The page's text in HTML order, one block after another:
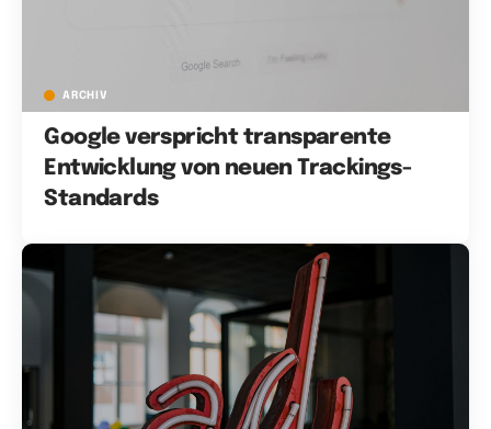
ARCHIV
Google verspricht transparente
Entwicklung von neuen Trackings-
Standards